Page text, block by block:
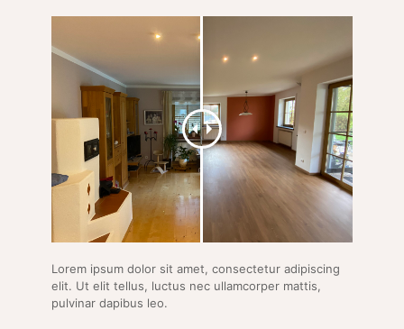
Lorem ipsum dolor sit amet, consectetur adipiscing
elit. Ut elit tellus, luctus nec ullamcorper mattis,
pulvinar dapibus leo.